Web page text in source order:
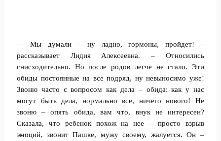
— Мы думали – ну ладно, гормоны, пройдет! –
рассказывает Лидия Алексеевна. – Относились
снисходительно. Но после родов легче не стало. Эти
обиды постоянные на все подряд, ну невыносимо уже!
Звоню часто с вопросом как дела – обида: как у нас
могут быть дела, нормально все, ничего нового! Не
звоню – опять обида, вам что, внук не интересен?
Сказала, что ребенок похож на нее – просто взрыв
эмоций, звонит Пашке, мужу своему, жалуется. Он –